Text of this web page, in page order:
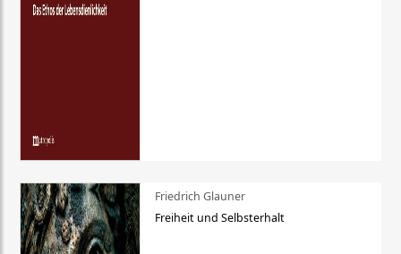
Friedrich Glauner
Freiheit und Selbsterhalt